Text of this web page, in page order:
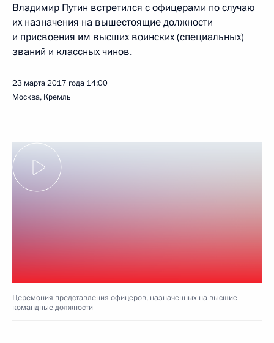
Владимир Путин встретился с офицерами по случаю
их назначения на вышестоящие должности
и присвоения им высших воинских (специальных)
званий и классных чинов.
23 марта 2017 года 14:00
Москва, Кремль
Церемония представления офицеров, назначенных на высшие
командные должности